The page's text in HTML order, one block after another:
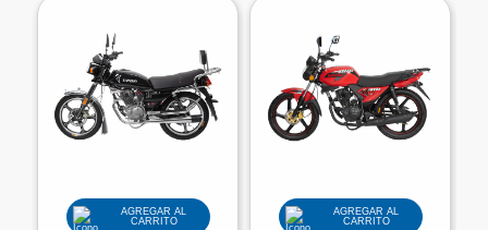
AGREGAR AL
CARRITO
AGREGAR AL
CARRITO